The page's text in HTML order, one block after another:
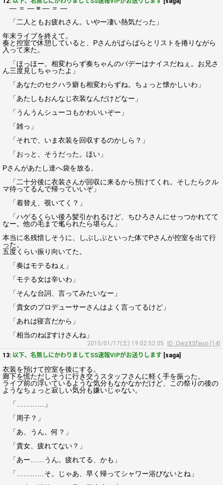
― ＝ ― ≡ ― ＝ ―
「二人ともお疲れさん。いやー凄い熱気だった」
年末ライブを終えて。
奏と控室で休憩していると、Pさんがぱらぱらとリストを捲りながら
入って来た。
「ほっほー。相変わらず奏ちゃんのバデーはナイスだねぇ。お兄さ
ん三度見しちゃったよ」
「あなたのセクハラ癖も相変わらずね。ちょっと懐かしいわ」
「あたしもおんなじ衣装なんだけどなー」
「うんうんシューコもかわいいぞー」
「雑っ」
「それで、いま衣装を回収するのかしら？」
「おっと、そうだった。ほい」
Pさんがあたし達へ袋を放る。
「二十分後に衣装さんが回収に来るから預けてくれ。そしたらクル
マ待ってるんで帰っていいぞ」
「着替え、覗いてく？」
「ハゲるくらい後ろ髪引かれるけど、ちひろさんにせっつかれてて
なー。他の毛まで毟られたら堪らん」
本当に名残惜しそうに、しぶしぶといった体でPさんが控室を出て行
った。
五度くらい振り向いてた。
「奏はモテるねぇ」
「モテる女は辛いわ」
「そんな台詞、言ってみたいなー」
「貴女のプロデューサーさんはよく言ってるけど」
「あれは寝言だから」
「相当のねぼすけさんね」
2015/01/17(土) 19:02:52.05
ID: QwzX5fauo (14)
13: 以下、名無しにかわりましてSS速報VIPがお送りします [saga]
衣装を預けて控室を後にする。
廊下を慌ただしそうに行き交うスタッフさんに軽く手を振った。
ライブ前の浮いているような気分もなかなかだけど、この祭りの後の
ようなちょっと寂しい気分も嫌いじゃない。
「…………」
「周子？」
「あ、うん。何？」
「貴女、疲れてない？」
「あー……うん。疲れてる、かも」
「…………そ。じゃあ、早く帰ってシャワー浴びないとね」